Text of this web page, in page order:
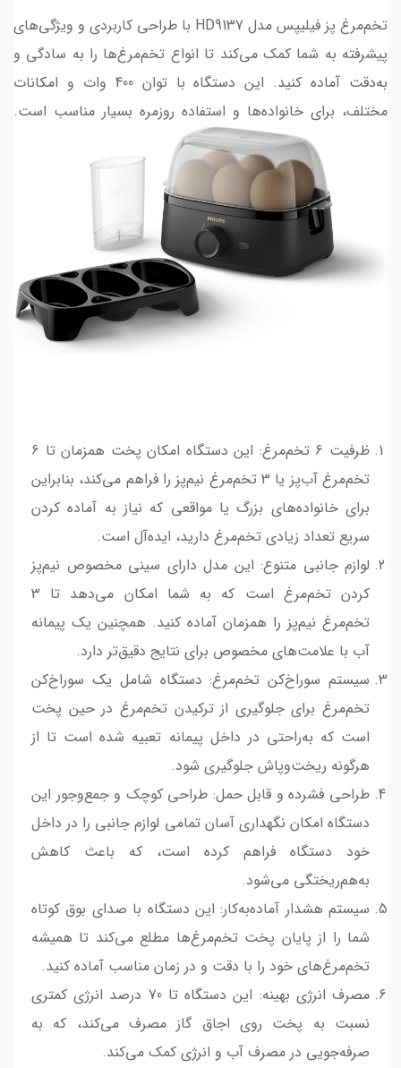
تخم‌مرغ پز فیلیپس مدل HD9137 با طراحی کاربردی و ویژگی‌های
پیشرفته به شما کمک می‌کند تا انواع تخم‌مرغ‌ها را به سادگی و
به‌دقت آماده کنید. این دستگاه با توان 400 وات و امکانات
مختلف، برای خانواده‌ها و استفاده روزمره بسیار مناسب است.
ظرفیت 6 تخم‌مرغ: این دستگاه امکان پخت همزمان تا 6
تخم‌مرغ آب‌پز یا 3 تخم‌مرغ نیم‌پز را فراهم می‌کند، بنابراین
برای خانواده‌های بزرگ یا مواقعی که نیاز به آماده کردن
سریع تعداد زیادی تخم‌مرغ دارید، ایده‌آل است.
لوازم جانبی متنوع: این مدل دارای سینی مخصوص نیم‌پز
کردن تخم‌مرغ است که به شما امکان می‌دهد تا 3
تخم‌مرغ نیم‌پز را همزمان آماده کنید. همچنین یک پیمانه
آب با علامت‌های مخصوص برای نتایج دقیق‌تر دارد.
سیستم سوراخ‌کن تخم‌مرغ: دستگاه شامل یک سوراخ‌کن
تخم‌مرغ برای جلوگیری از ترکیدن تخم‌مرغ در حین پخت
است که به‌راحتی در داخل پیمانه تعبیه شده است تا از
هرگونه ریخت‌وپاش جلوگیری شود.
طراحی فشرده و قابل حمل: طراحی کوچک و جمع‌وجور این
دستگاه امکان نگهداری آسان تمامی لوازم جانبی را در داخل
خود دستگاه فراهم کرده است، که باعث کاهش
به‌هم‌ریختگی می‌شود.
سیستم هشدار آماده‌به‌کار: این دستگاه با صدای بوق کوتاه
شما را از پایان پخت تخم‌مرغ‌ها مطلع می‌کند تا همیشه
تخم‌مرغ‌های خود را با دقت و در زمان مناسب آماده کنید.
مصرف انرژی بهینه: این دستگاه تا 70 درصد انرژی کمتری
نسبت به پخت روی اجاق گاز مصرف می‌کند، که به
صرفه‌جویی در مصرف آب و انرژی کمک می‌کند.